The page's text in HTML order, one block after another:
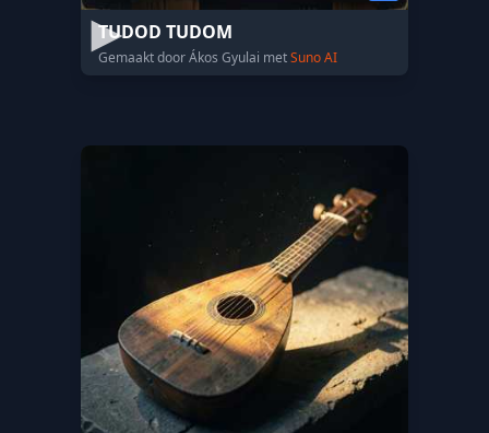
TUDOD TUDOM
Gemaakt door Ákos Gyulai metSuno AI